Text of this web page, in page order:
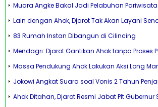
Muara Angke Bakal Jadi Pelabuhan Pariwisata
Lain dengan Ahok, Djarot Tak Akan Layani
83 Rumah Instan Dibangun di Cilincing
Mendagri: Djarot Gantikan Ahok tanpa Proses
Massa Pendukung Ahok Lakukan Aksi Long
Jokowi Angkat Suara soal Vonis 2 Tahun
Ahok Ditahan, Djarot Resmi Jabat Plt Gubernur